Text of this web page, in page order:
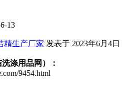
13
精生产厂家 发表于 2023年6月4日
涤用品网）：
9454.html